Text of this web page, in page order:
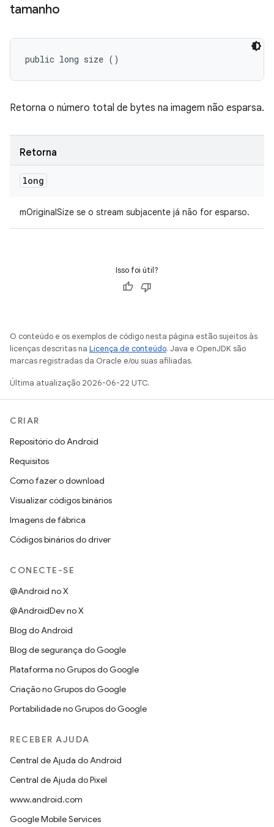
tamanho
public long size ()
Retorna o número total de bytes na imagem não esparsa.
Retorna
long
mOriginalSize se o stream subjacente já não for esparso.
Isso foi útil?
O conteúdo e os exemplos de código nesta página estão sujeitos às
licenças descritas na Licença de conteúdo. Java e OpenJDK são
marcas registradas da Oracle e/ou suas afiliadas.
Última atualização 2026-06-22 UTC.
CRIAR
Repositório do Android
Requisitos
Como fazer o download
Visualizar códigos binários
Imagens de fábrica
Códigos binários do driver
CONECTE-SE
@Android no X
@AndroidDev no X
Blog do Android
Blog de segurança do Google
Plataforma no Grupos do Google
Criação no Grupos do Google
Portabilidade no Grupos do Google
RECEBER AJUDA
Central de Ajuda do Android
Central de Ajuda do Pixel
www.android.com
Google Mobile Services